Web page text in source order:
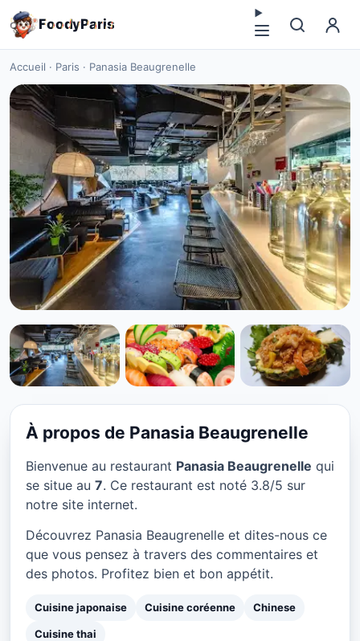
FoodyParis
Accueil · Paris · Panasia Beaugrenelle
CUISINE JAPONAISE
Panasia Beaugrenelle à
Paris
À propos de Panasia Beaugrenelle
Bienvenue au restaurant Panasia Beaugrenelle qui
se situe au 7. Ce restaurant est noté 3.8/5 sur
notre site internet.
Découvrez Panasia Beaugrenelle et dites-nous ce
que vous pensez à travers des commentaires et
des photos. Profitez bien et bon appétit.
Cuisine japonaise Cuisine coréenne Chinese
Cuisine thai